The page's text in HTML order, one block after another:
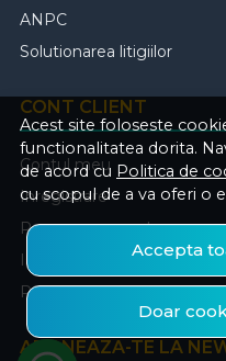
Acest site foloseste
functionalitatea dorita.
de acord cu Politica de
cu scopul de a va oferi o
Accepta
Doar
ANPC
Solutionarea litigiilor
CONT CLIENT
Contul meu
Inregistrare
Recuperare parola
Istoric comenzi
Produse favorite
ABONEAZA-TE LA